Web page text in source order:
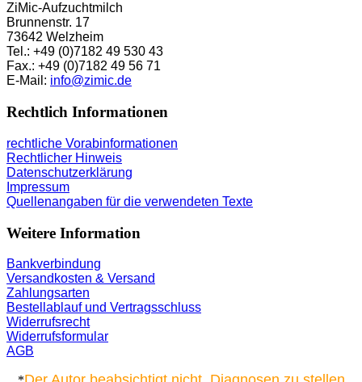
ZiMic-Aufzuchtmilch
Brunnenstr. 17
73642 Welzheim
Tel.: +49 (0)7182 49 530 43
Fax.: +49 (0)7182 49 56 71
E-Mail: info@zimic.de
Rechtlich Informationen
rechtliche Vorabinformationen
Rechtlicher Hinweis
Datenschutzerklärung
Impressum
Quellenangaben für die verwendeten Texte
Weitere Information
Bankverbindung
Versandkosten & Versand
Zahlungsarten
Bestellablauf und Vertragsschluss
Widerrufsrecht
Widerrufsformular
AGB